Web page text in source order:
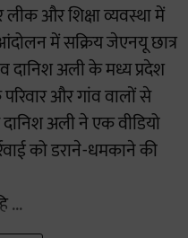
और शिक्षा व्यवस्था में
में सक्रिय जेएनयू छात्र
अली के मध्य प्रदेश
और गांव वालों से
अली ने एक वीडियो
को डराने-धमकाने की
...